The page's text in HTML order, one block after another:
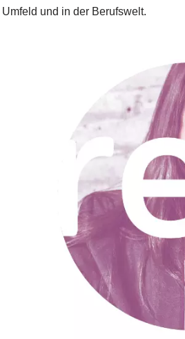
und in der Berufswelt.